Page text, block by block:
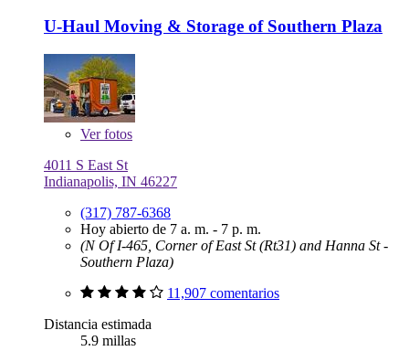
U-Haul Moving & Storage of Southern Plaza
Verfotos
4011 S East St
Indianapolis, IN 46227
(317) 787-6368
Hoy abierto de 7 a. m. - 7 p. m.
(N Of I-465, Corner of East St (Rt31) and Hanna St -
Southern Plaza)
11,907 comentarios
Distancia estimada
5.9 millas